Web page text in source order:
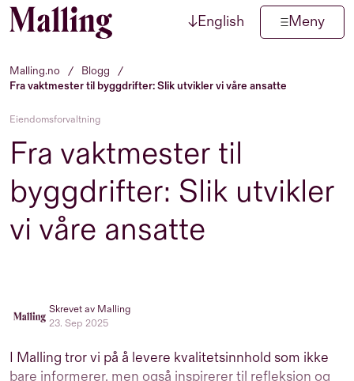
Hopp til innhold ↓English Meny
Malling.no / Blogg
/
Fra vaktmester til byggdrifter: Slik utvikler vi våre ansatte
Eiendomsforvaltning
Fra vaktmester til
byggdrifter: Slik utvikler
vi våre ansatte
Skrevet av Malling
23. Sep 2025
I Malling tror vi på å levere kvalitetsinnhold som ikke
bare informerer, men også inspirerer til refleksjon og